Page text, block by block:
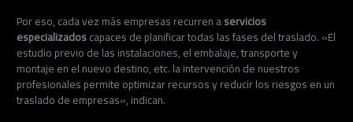
Por eso, cada vez más empresas recurren aservicios
especializadoscapaces de planificar todas las fases del traslado. «El
estudio previo de las instalaciones, el embalaje, transporte y
montaje en el nuevo destino, etc. la intervención de nuestros
profesionales permite optimizar recursos y reducir los riesgos en un
traslado de empresas», indican.